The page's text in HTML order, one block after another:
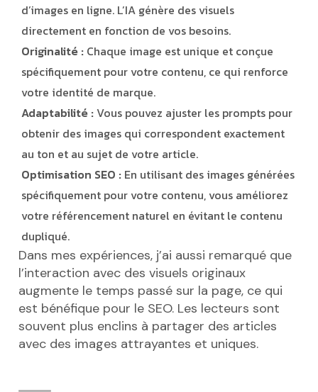
d’images en ligne. L’IA génère des visuels
directement en fonction de vos besoins.
Originalité : Chaque image est unique et conçue
spécifiquement pour votre contenu, ce qui renforce
votre identité de marque.
Adaptabilité : Vous pouvez ajuster les prompts pour
obtenir des images qui correspondent exactement
au ton et au sujet de votre article.
Optimisation SEO : En utilisant des images générées
spécifiquement pour votre contenu, vous améliorez
votre référencement naturel en évitant le contenu
dupliqué.
Dans mes expériences, j’ai aussi remarqué que
l’interaction avec des visuels originaux
augmente le temps passé sur la page, ce qui
est bénéfique pour le SEO. Les lecteurs sont
souvent plus enclins à partager des articles
avec des images attrayantes et uniques.